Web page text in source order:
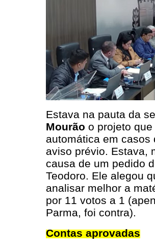
Estava na pauta da
Mourão o projeto
automática em
aviso prévio. Estava,
causa de um pedido
Teodoro. Ele alegou
analisar melhor a
por 11 votos a 1
Parma, foi contra).
Contas aprovadas